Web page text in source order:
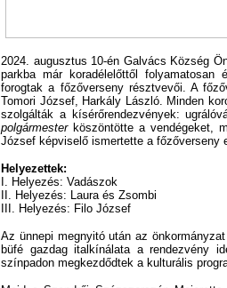
2024. augusztus 10-én Galvács Község
parkba már koradélelőttől
forogtak a főzőverseny résztvevői. A
Tomori József, Harkály László. Minden
szolgálták a kísérőrendezvények:
polgármesterköszöntötte a vendégeket,
József képviselő ismertette a főzőverseny
Helyezettek:
I. Helyezés: Vadászok
II. Helyezés: Laura és Zsombi
III. Helyezés: Filo József
Az ünnepi megnyitó után az
büfé gazdag italkínálata a rendezvény
színpadon megkezdődtek a kulturális